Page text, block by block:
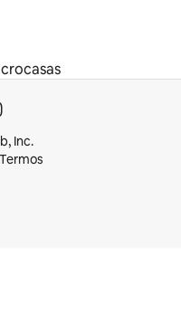
Inc.
Termos